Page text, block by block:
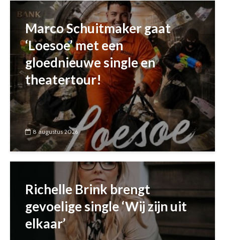
Marco Schuitmaker gaat
‘Loesoe’ met een
gloednieuwe single en
theatertour!
8 augustus 2026
Richelle Brink brengt
gevoelige single ‘Wij zijn uit
elkaar’